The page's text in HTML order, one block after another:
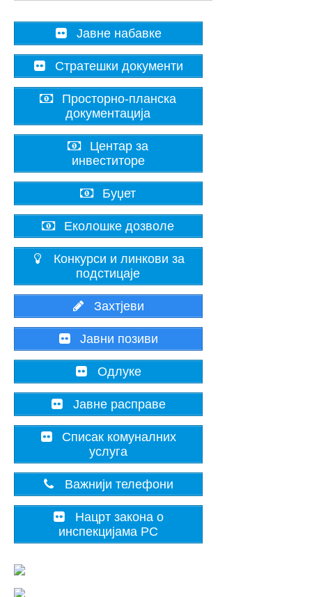
Јавне набавке
Стратешки документи
Просторно-планска
документација
Центар за
инвеститоре
Буџет
Еколошке дозволе
Конкурси и линкови за
подстицаје
Захтјеви
Јавни позиви
Одлуке
Јавне расправе
Списак комуналних
услуга
Важнији телефони
Нацрт закона о
инспекцијама РС